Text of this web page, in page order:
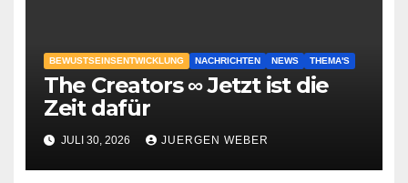
BEWUSTSEINSENTWICKLUNG NACHRICHTEN NEWS THEMA'S
The Creators ∞ Jetzt ist die
Zeit dafür
JULI 30, 2026 JUERGEN WEBER